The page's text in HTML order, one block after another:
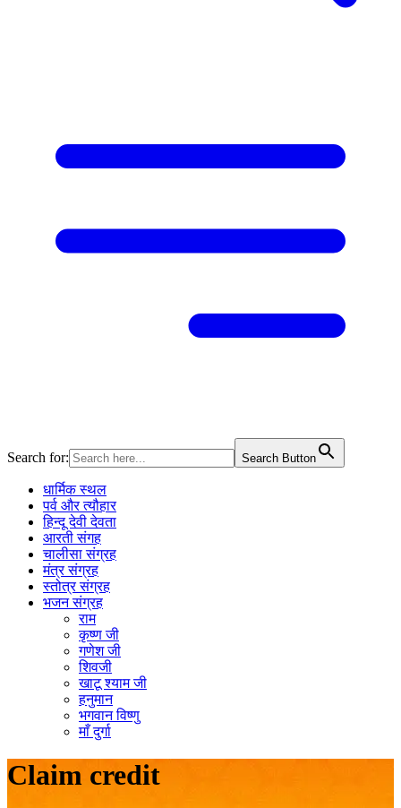
Search for: Search Button
धार्मिक स्थल
पर्व और त्यौहार
हिन्दू देवी देवता
आरती संगह
चालीसा संग्रह
मंत्र संग्रह
स्तोत्र संग्रह
भजन संग्रह
राम
कृष्ण जी
गणेश जी
शिवजी
खाटू श्याम जी
हनुमान
भगवान विष्णु
माँ दुर्गा
Claim credit